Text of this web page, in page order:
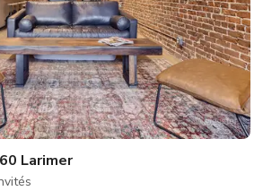
Larimer